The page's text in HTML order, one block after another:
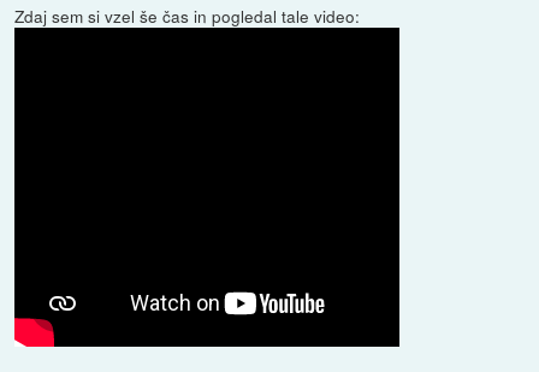
Zdaj sem si vzel še čas in pogledal tale video: